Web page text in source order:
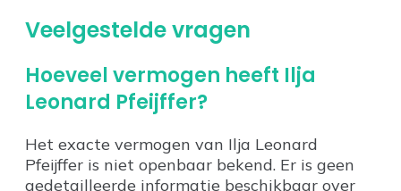
Veelgestelde vragen
Hoeveel vermogen heeft Ilja
Leonard Pfeijffer?
Het exacte vermogen van Ilja Leonard
Pfeijffer is niet openbaar bekend. Er is geen
gedetailleerde informatie beschikbaar over